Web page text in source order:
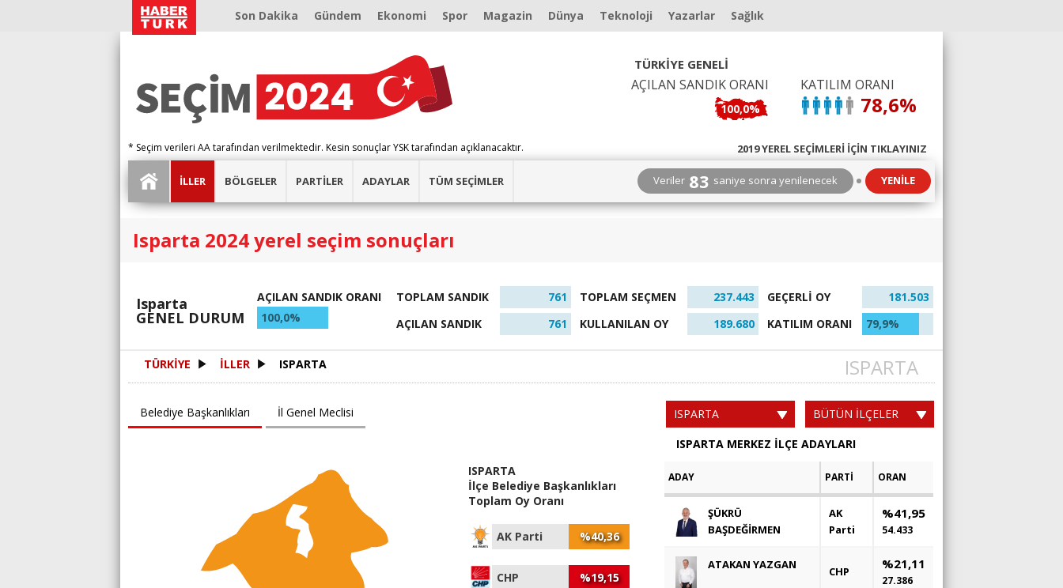
Son Dakika Gündem Ekonomi Spor Magazin Dünya Teknoloji Yazarlar Sağlık
* Seçim verileri AA tarafından verilmektedir. Kesin sonuçlar YSK tarafından açıklanacaktır.
TÜRKİYE GENELİ
AÇILAN SANDIK ORANI
100,0%
KATILIM ORANI
78,6%
2019 YEREL SEÇİMLERİ İÇİN TIKLAYINIZ
İLLER BÖLGELER PARTİLER ADAYLAR TÜM SEÇİMLER Veriler 83 saniye sonra yenilenecek YENİLE
Isparta 2024 yerel seçim sonuçları
Isparta
GENEL DURUM
AÇILAN SANDIK ORANI
100,0%
TOPLAM SANDIK
761
AÇILAN SANDIK
761
TOPLAM SEÇMEN
237.443
KULLANILAN OY
189.680
GEÇERLİ OY
181.503
KATILIM ORANI
79,9%
TÜRKİYE İLLER ISPARTA ISPARTA
Belediye Başkanlıkları İl Genel Meclisi BÜTÜN İLÇELER
ISPARTA
ISPARTA
İlçe Belediye Başkanlıkları
Toplam Oy Oranı
AK Parti %40,36
CHP %19,15
ISPARTA MERKEZ İLÇE ADAYLARI
ADAY PARTİ ORAN
ŞÜKRÜ
BAŞDEĞİRMEN
AK
Parti
%41,95
54.433
ATAKAN YAZGAN CHP %21,11
27.386